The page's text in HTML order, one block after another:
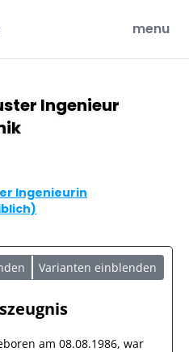
open
menu
Ingenieur
Ingenieurin
Varianten einblenden
am 08.08.1986, war